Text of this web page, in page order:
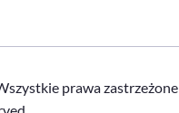
prawa zastrzeżone